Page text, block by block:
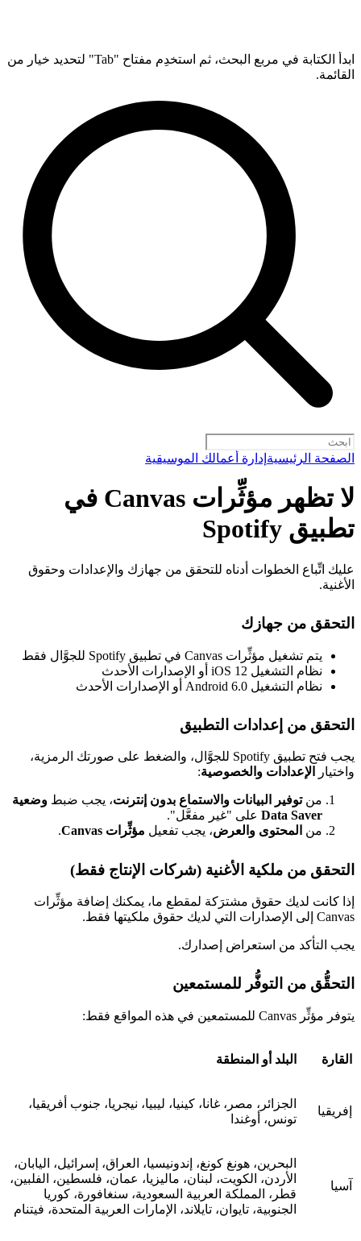
ابدأ الكتابة في مربع البحث، ثم استخدِم مفتاح "Tab" لتحديد خيار من
القائمة.
الصفحة الرئيسية إدارة أعمالك الموسيقية
لا تظهر مؤثِّرات Canvas في
تطبيق Spotify
عليك اتِّباع الخطوات أدناه للتحقق من جهازك والإعدادات وحقوق
الأغنية.
التحقق من جهازك
يتم تشغيل مؤثِّرات Canvas في تطبيق Spotify للجوَّال فقط
نظام التشغيل iOS 12 أو الإصدارات الأحدث
نظام التشغيل Android 6.0 أو الإصدارات الأحدث
التحقق من إعدادات التطبيق
يجب فتح تطبيق Spotify للجوَّال، والضغط على صورتك الرمزية،
واختيار
الإعدادات والخصوصية:
منتوفير البيانات والاستماع بدون إنترنت، يجب ضبط وضعية
Data Saver على "غير مفعَّل".
من المحتوى والعرض، يجب تفعيل مؤثِّرات Canvas .
التحقق من ملكية الأغنية (شركات الإنتاج فقط)
إذا كانت لديك حقوق مشترَكة لمقطع ما، يمكنك إضافة مؤثِّرات
Canvas إلى الإصدارات التي لديك حقوق ملكيتها فقط.
يجب التأكد من استعراض إصدارك.
التحقُّق من التوفُّر للمستمعين
يتوفر مؤثِّر Canvas للمستمعين في هذه المواقع فقط:
القارة البلد أو المنطقة
إفريقيا
الجزائر، مصر، غانا، كينيا، ليبيا، نيجريا، جنوب أفريقيا،
تونس، أوغندا
آسيا
البحرين، هونغ كونغ، إندونيسيا، العراق، إسرائيل، اليابان،
الأردن، الكويت، لبنان، ماليزيا، عمان، فلسطين، الفلبين،
قطر، المملكة العربية السعودية، سنغافورة، كوريا
الجنوبية، تايوان، تايلاند، الإمارات العربية المتحدة، فيتنام